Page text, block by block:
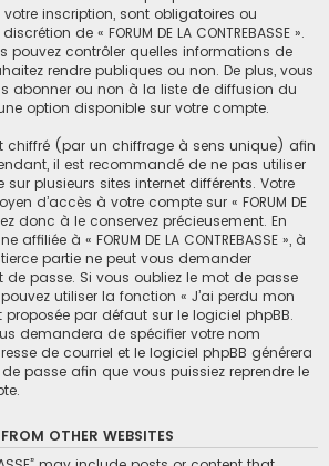
votre inscription, sont obligatoires ou
de « FORUM DE LA CONTREBASSE ».
pouvez contrôler quelles informations de
rendre publiques ou non. De plus, vous
abonner ou non à la liste de diffusion du
option disponible sur votre compte.
chiffré (par un chiffrage à sens unique) afin
il est recommandé de ne pas utiliser
plusieurs sites internet différents. Votre
d’accès à votre compte sur « FORUM DE
donc à le conservez précieusement. En
à « FORUM DE LA CONTREBASSE », à
partie ne peut vous demander
passe. Si vous oubliez le mot de passe
utiliser la fonction « J’ai perdu mon
par défaut sur le logiciel phpBB.
demandera de spécifier votre nom
de courriel et le logiciel phpBB générera
passe afin que vous puissiez reprendre le
OTHER WEBSITES